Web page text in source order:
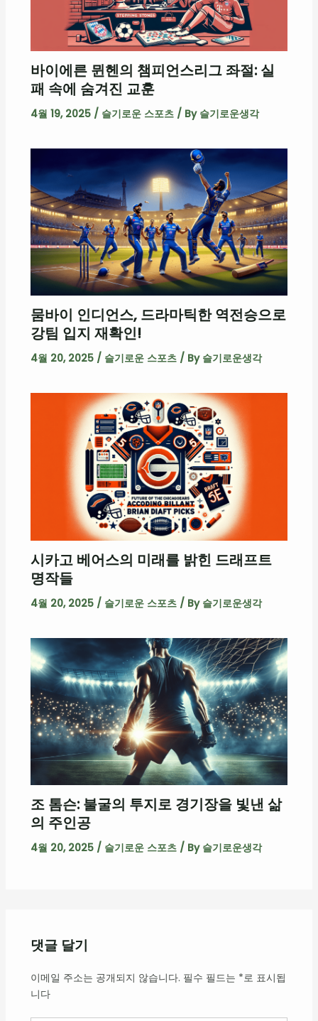
바이에른 뮌헨의 챔피언스리그 좌절: 실
패 속에 숨겨진 교훈
4월 19, 2025 / 슬기로운 스포츠/ By 슬기로운생각
뭄바이 인디언스, 드라마틱한 역전승으로
강팀 입지 재확인!
4월 20, 2025 / 슬기로운 스포츠/ By 슬기로운생각
시카고 베어스의 미래를 밝힌 드래프트
명작들
4월 20, 2025 / 슬기로운 스포츠/ By 슬기로운생각
조 톰슨: 불굴의 투지로 경기장을 빛낸 삶
의 주인공
4월 20, 2025 / 슬기로운 스포츠/ By 슬기로운생각
댓글 달기
이메일 주소는 공개되지 않습니다. 필수 필드는 *로 표시됩
니다